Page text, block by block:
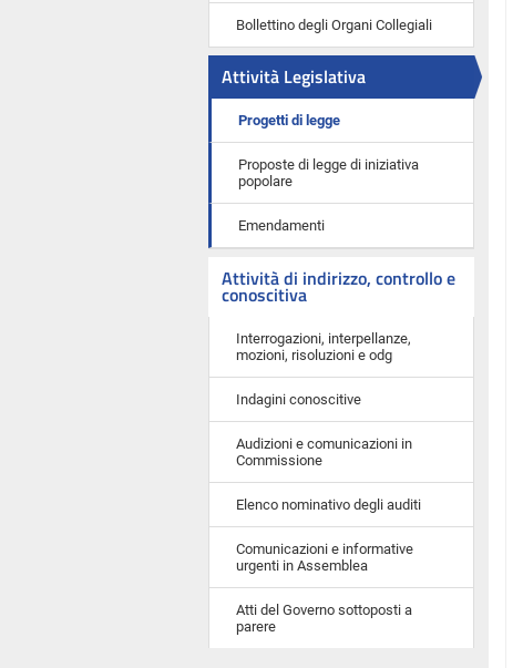
Bollettino degli Organi Collegiali
Attività Legislativa
Progetti di legge
Proposte di legge di iniziativa
popolare
Emendamenti
Attività di indirizzo, controllo e
conoscitiva
Interrogazioni, interpellanze,
mozioni, risoluzioni e odg
Indagini conoscitive
Audizioni e comunicazioni in
Commissione
Elenco nominativo degli auditi
Comunicazioni e informative
urgenti in Assemblea
Atti del Governo sottoposti a
parere